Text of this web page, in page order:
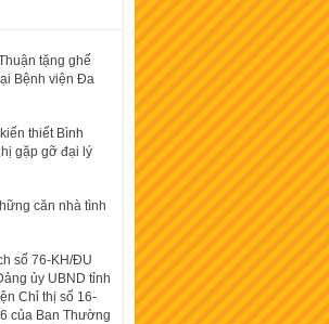
tặng ghế
Bệnh viện Đa
thiết Bình
gặp gỡ đại lý
căn nhà tình
số 76-KH/ĐU
ủy UBND tỉnh
Chỉ thị số 16-
của Ban Thường